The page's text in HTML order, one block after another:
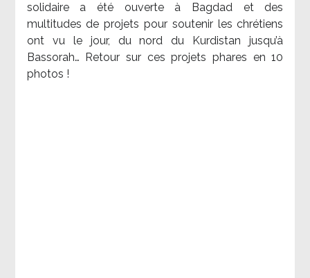
solidaire a été ouverte à Bagdad et des
multitudes de projets pour soutenir les chrétiens
ont vu le jour, du nord du Kurdistan jusqu’à
Bassorah… Retour sur ces projets phares en 10
photos !